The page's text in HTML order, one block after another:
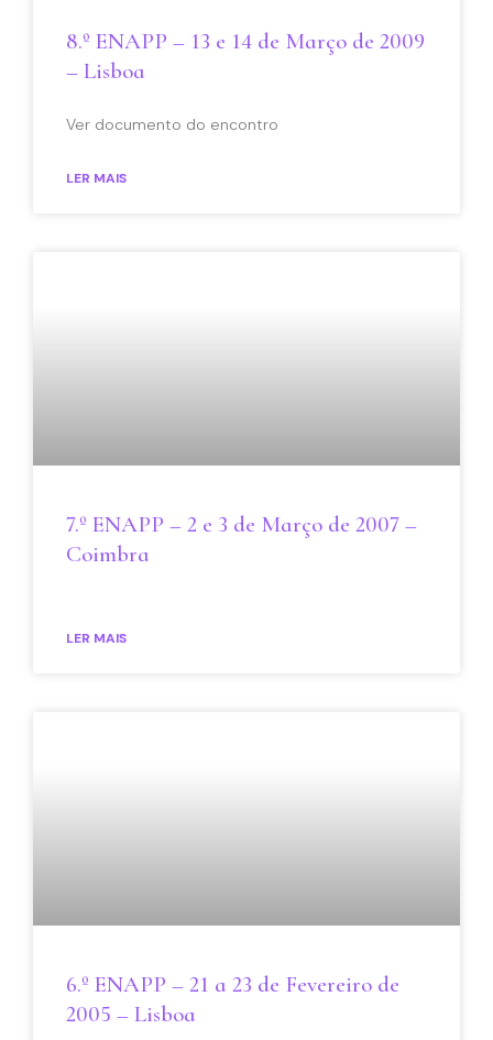
8.º ENAPP – 13 e 14 de Março de 2009
– Lisboa
Ver documento do encontro
LER MAIS
7.º ENAPP – 2 e 3 de Março de 2007 –
Coimbra
LER MAIS
6.º ENAPP – 21 a 23 de Fevereiro de
2005 – Lisboa